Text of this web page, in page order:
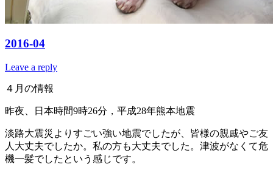
2016-04
Leave a reply
４月の情報
昨夜、日本時間9時26分，平成28年熊本地震
淡路大震災よりすごい強い地震でしたが、皆様の親戚やご友
人大丈夫でしたか。私の方も大丈夫でした。津波がなくて危
機一髪でしたという感じです。